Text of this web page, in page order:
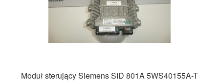
Moduł sterujący Siemens SID 801A 5WS40155A-T